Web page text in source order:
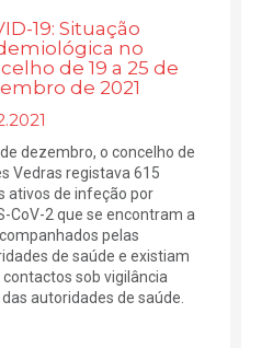
19: Situação
no
de 19 a 25 de
de 2021
dezembro, o concelho de
Vedras registava 615
ativos de infeção por
CoV-2 que se encontram a
pelas
de saúde e existiam
contactos sob vigilância
autoridades de saúde.